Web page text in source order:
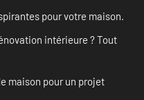
pour votre maison.
intérieure ? Tout
maison pour un projet